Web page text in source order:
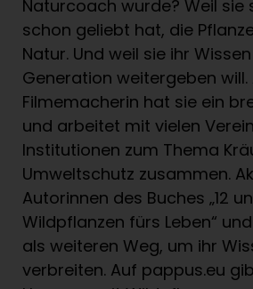
Naturcoach wurde? Weil sie
schon geliebt hat, die
Natur. Und weil sie ihr
Generation weitergeben
Filmemacherin hat sie ein
und arbeitet mit vielen
Institutionen zum Thema
Umweltschutz zusammen.
Autorinnen des Buches „12
Wildpflanzen fürs Leben“
als weiteren Weg, um ihr
verbreiten. Auf pappus.eu